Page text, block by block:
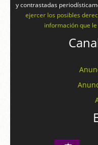
y contrastadas
ejercer los posibles
información que